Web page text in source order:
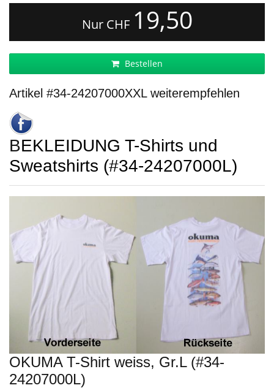
Nur CHF 19,50
Bestellen
Artikel #34-24207000XXL weiterempfehlen
BEKLEIDUNG T-Shirts und
Sweatshirts (#34-24207000L)
OKUMA T-Shirt weiss, Gr.L (#34-
24207000L)